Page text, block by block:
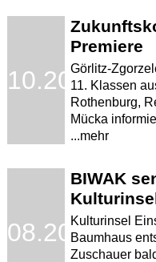
Premiere
Görlitz-
11. Klassen
Rothenburg,
Mücka
...mehr
BIWAK
Kulturinsel
Baumhaus
Zuschauer